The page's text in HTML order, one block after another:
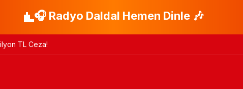
🎧 Radyo Daldal Hemen Dinle 🎶
TL Ceza!